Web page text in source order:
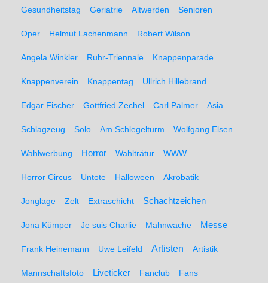
Gesundheitstag Geriatrie Altwerden Senioren
Oper Helmut Lachenmann Robert Wilson
Angela Winkler Ruhr-Triennale Knappenparade
Knappenverein Knappentag Ullrich Hillebrand
Edgar Fischer Gottfried Zechel Carl Palmer Asia
Schlagzeug Solo Am Schlegelturm Wolfgang Elsen
Wahlwerbung Horror Wahlträtur WWW
Horror Circus Untote Halloween Akrobatik
Jonglage Zelt Extraschicht Schachtzeichen
Jona Kümper Je suis Charlie Mahnwache Messe
Frank Heinemann Uwe Leifeld Artisten Artistik
Mannschaftsfoto Liveticker Fanclub Fans